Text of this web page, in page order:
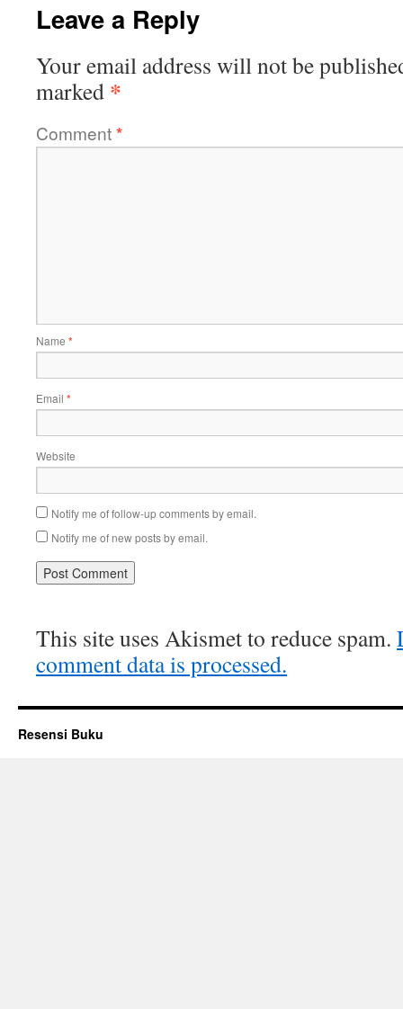
Leave a Reply
Your email address will not be
marked *
Comment*
Name *
Email *
Website
Notify me of follow-up comments by email.
Notify me of new posts by email.
This site uses Akismet to reduce spam.
comment data is processed.
Resensi Buku